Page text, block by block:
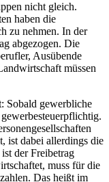
nicht gleich.
haben die
zu nehmen. In der
abgezogen. Die
Ausübende
müssen
Sobald gewerbliche
ist dabei allerdings die
der Freibetrag
muss für die
Das heißt im